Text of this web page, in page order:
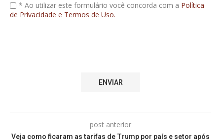
* Ao utilizar este formulário você concorda com a Política
de Privacidade e Termos de Uso.
post anterior
Veja como ficaram as tarifas de Trump por país e setor após